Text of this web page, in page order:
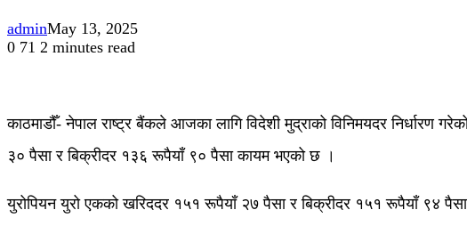
adminMay 13, 2025
0 71 2 minutes read
काठमाडौँ- नेपाल राष्ट्र बैंकले आजका लागि विदेशी मुद्राको विनिमयदर
३० पैसा र बिक्रीदर १३६ रूपैयाँ ९० पैसा कायम भएको छ ।
युरोपियन युरो एकको खरिददर १५१ रूपैयाँ २७ पैसा र बिक्रीदर १५१ रूपैयाँ ९४